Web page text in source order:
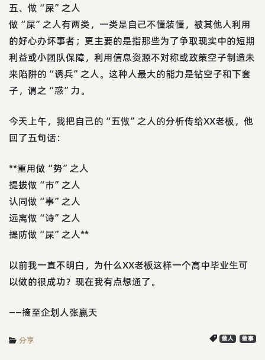
五、做“屎”之人
做“屎”之人有两类，一类是自己不懂装懂，被其他人利用
的好心办坏事者；更主要的是指那些为了争取现实中的短期
利益或小团队保障，利用信息资源不对称或政策空子制造未
来陷阱的“诱兵”之人。这种人最大的能力是钻空子和下套
子，谓之“惑”力。
今天上午，我把自己的“五做”之人的分析传给XX老板，他
回了五句话：
**重用做“势”之人
提拔做“市”之人
认同做“事”之人
远离做“诗”之人
提防做“屎”之人**
以前我一直不明白，为什么XX老板这样一个高中毕业生可
以做的很成功？现在我有点想通了。
——摘至企划人张赢天
分享 做人 做事